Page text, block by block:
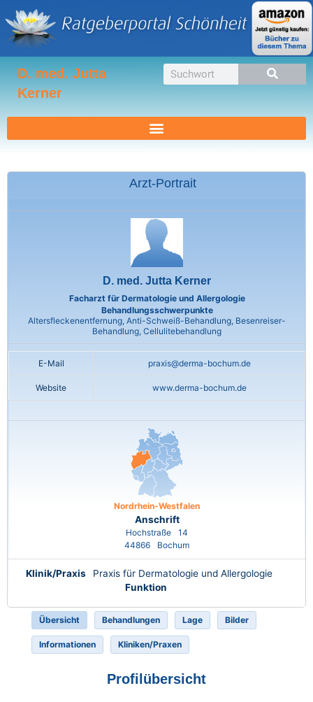
Inhalt
springen
D. med. Jutta
Kerner
Suche
Arzt-Portrait
D. med. Jutta Kerner
Facharzt für Dermatologie und Allergologie
Behandlungsschwerpunkte
Altersfleckenentfernung, Anti-Schweiß-Behandlung, Besenreiser-
Behandlung, Cellulitebehandlung
E-Mail praxis@derma-bochum.de
Website www.derma-bochum.de
Nordrhein-Westfalen
Anschrift
Hochstraße
14
44866
Bochum
Klinik/Praxis
Praxis für Dermatologie und Allergologie
Funktion
Übersicht Behandlungen Lage Bilder
Informationen Kliniken/Praxen
Profilübersicht